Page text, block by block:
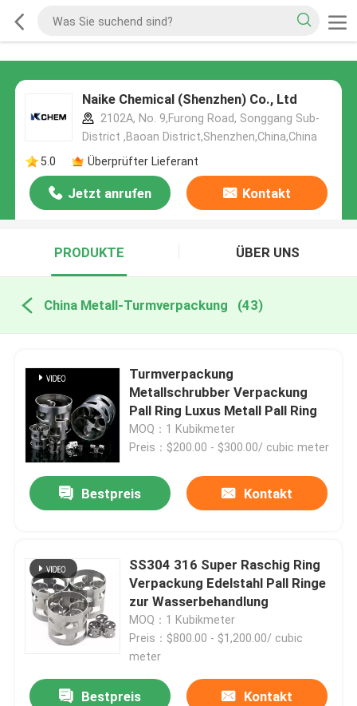
Naike Chemical (Shenzhen) Co., Ltd
2102A, No. 9,Furong Road, Songgang Sub-
District ,Baoan District,Shenzhen,China,China
5.0
Überprüfter Lieferant
Jetzt anrufen Kontakt
PRODUKTE ÜBER UNS
China Metall-Turmverpackung (43)
Turmverpackung
Metallschrubber Verpackung
Pall Ring Luxus Metall Pall Ring
MOQ：1 Kubikmeter
Preis：$200.00 - $300.00/ cubic meter
Bestpreis Kontakt
SS304 316 Super Raschig Ring
Verpackung Edelstahl Pall Ringe
zur Wasserbehandlung
MOQ：1 Kubikmeter
Preis：$800.00 - $1,200.00/ cubic
meter
Bestpreis Kontakt